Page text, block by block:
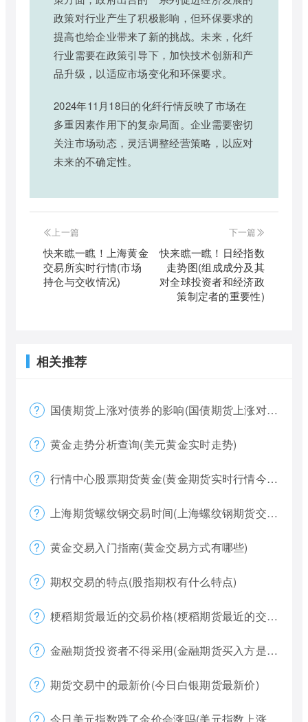
政策对行业产生了积极影响，但环保要求的
提高也给企业带来了新的挑战。未来，化纤
行业需要在政策引导下，加快技术创新和产
品升级，以适应市场变化和环保要求。
2024年11月18日的化纤行情反映了市场在
多重因素作用下的复杂局面。企业需要密切
关注市场动态，灵活调整经营策略，以应对
未来的不确定性。
上一篇
快来瞧一瞧！上海黄金
交易所实时行情(市场
持仓与交收情况)
下一篇
快来瞧一瞧！日经指数
走势图(组成成分及其
对全球投资者和经济政
策制定者的重要性)
相关推荐
国债期货上涨对债券的影响(国债期货上涨对债券的影响大吗)
黄金走势分析查询(美元黄金实时走势)
行情中心股票期货黄金(黄金期货实时行情今天)
上海期货螺纹钢交易时间(上海螺纹钢期货交割)
黄金交易入门指南(黄金交易方式有哪些)
期权交易的特点(股指期权有什么特点)
粳稻期货最近的交易价格(粳稻期货最近的交易价格是什么)
金融期货投资者不得采用(金融期货买入方是否有履约权利)
期货交易中的最新价(今日白银期货最新价)
今日美元指数跌了金价会涨吗(美元指数上涨金价下跌)